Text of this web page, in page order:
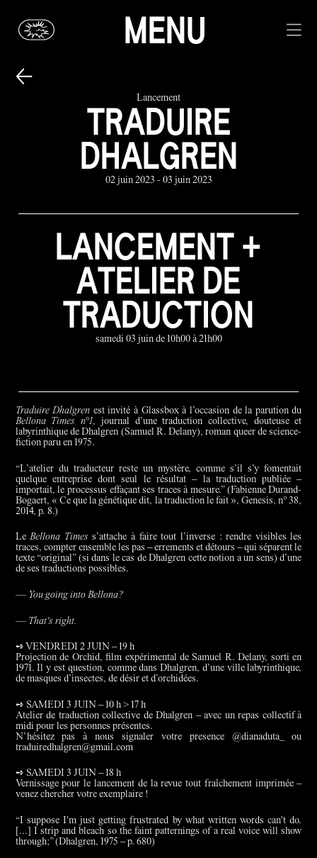
MENU
Lancement
TRADUIRE
DHALGREN
02 juin 2023 - 03 juin 2023
LANCEMENT +
ATELIER DE
TRADUCTION
samedi 03 juin de 10h00 à 21h00
Traduire Dhalgren est invité à Glassbox à l’occasion de la parution du
Bellona Times n°1, journal d’une traduction collective, douteuse et
labyrinthique de Dhalgren (Samuel R. Delany), roman queer de science-
fiction paru en 1975.
“L’atelier du traducteur reste un mystère, comme s’il s’y fomentait
quelque entreprise dont seul le résultat – la traduction publiée –
importait, le processus effaçant ses traces à mesure.” (Fabienne Durand-
Bogaert, « Ce que la génétique dit, la traduction le fait », Genesis, n° 38,
2014, p. 8.)
LeBellona Times s’attache à faire tout l’inverse : rendre visibles les
traces, compter ensemble les pas – errements et détours – qui séparent le
texte “original” (si dans le cas de Dhalgren cette notion a un sens) d’une
de ses traductions possibles.
— You going into Bellona?
— That's right.
➺ VENDREDI 2 JUIN – 19 h
Projection de Orchid, film expérimental de Samuel R. Delany, sorti en
1971. Il y est question, comme dans Dhalgren, d’une ville labyrinthique,
de masques d’insectes, de désir et d’orchidées.
➺ SAMEDI 3 JUIN – 10 h > 17 h
Atelier de traduction collective de Dhalgren – avec un repas collectif à
midi pour les personnes présentes.
N’hésitez pas à nous signaler votre presence @dianaduta_ ou
traduiredhalgren@gmail.com
➺ SAMEDI 3 JUIN – 18 h
Vernissage pour le lancement de la revue tout fraîchement imprimée –
venez chercher votre exemplaire !
“I suppose I'm just getting frustrated by what written words can't do.
[...] I strip and bleach so the faint patternings of a real voice will show
through;” (Dhalgren, 1975 – p. 680)